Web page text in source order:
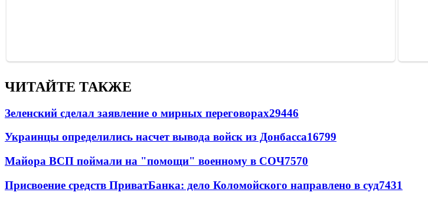
ЧИТАЙТЕ ТАКЖЕ
Зеленский сделал заявление о мирных переговорах29446
Украинцы определились насчет вывода войск из Донбасса16799
Майора ВСП поймали на "помощи" военному в СОЧ7570
Присвоение средств ПриватБанка: дело Коломойского направлено в суд7431